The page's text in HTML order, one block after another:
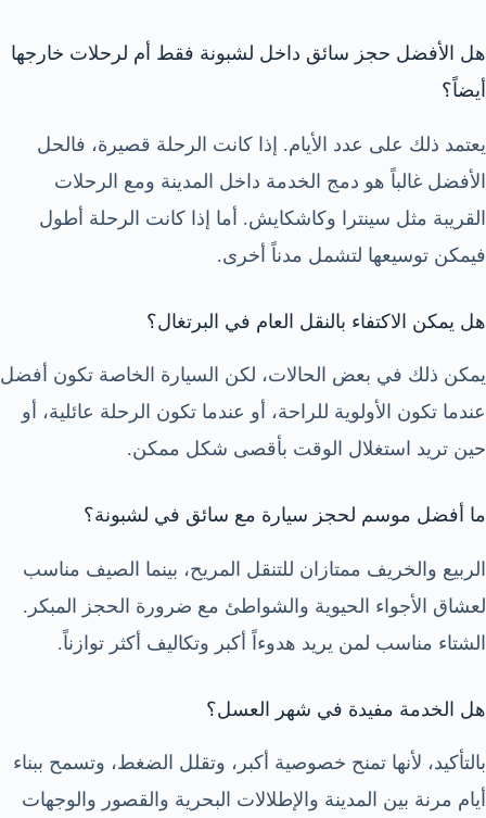
هل الأفضل حجز سائق داخل لشبونة فقط أم لرحلات خارجها
أيضاً؟
يعتمد ذلك على عدد الأيام. إذا كانت الرحلة قصيرة، فالحل
الأفضل غالباً هو دمج الخدمة داخل المدينة ومع الرحلات
القريبة مثل سينترا وكاشكايش. أما إذا كانت الرحلة أطول
فيمكن توسيعها لتشمل مدناً أخرى.
هل يمكن الاكتفاء بالنقل العام في البرتغال؟
يمكن ذلك في بعض الحالات، لكن السيارة الخاصة تكون أفضل
عندما تكون الأولوية للراحة، أو عندما تكون الرحلة عائلية، أو
حين تريد استغلال الوقت بأقصى شكل ممكن.
ما أفضل موسم لحجز سيارة مع سائق في لشبونة؟
الربيع والخريف ممتازان للتنقل المريح، بينما الصيف مناسب
لعشاق الأجواء الحيوية والشواطئ مع ضرورة الحجز المبكر.
الشتاء مناسب لمن يريد هدوءاً أكبر وتكاليف أكثر توازناً.
هل الخدمة مفيدة في شهر العسل؟
بالتأكيد، لأنها تمنح خصوصية أكبر، وتقلل الضغط، وتسمح ببناء
أيام مرنة بين المدينة والإطلالات البحرية والقصور والوجهات